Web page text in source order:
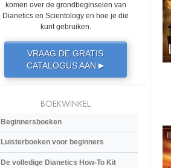
komen over de grondbeginselen van
Dianetics en Scientology en hoe je die
kunt gebruiken.
VRAAG DE GRATIS
CATALOGUS AAN▶
BOEKWINKEL
Beginnersboeken
Luisterboeken voor beginners
De volledige Dianetics How-To Kit